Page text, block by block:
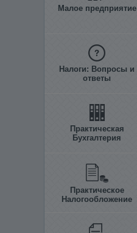
Малое предприятие
Налоги: Вопросы и
ответы
Практическая
Бухгалтерия
Практическое
Налогообложение